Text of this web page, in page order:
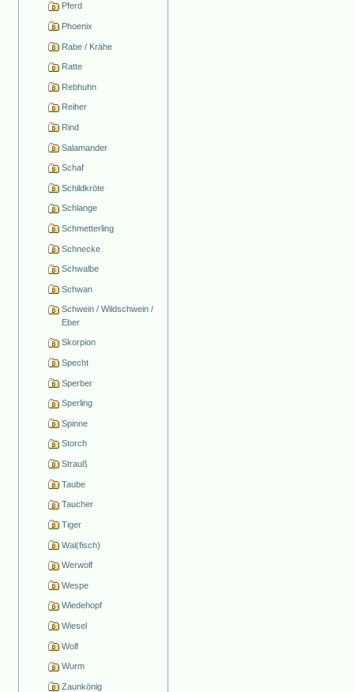
Pferd
Phoenix
Rabe / Krähe
Ratte
Rebhuhn
Reiher
Rind
Salamander
Schaf
Schildkröte
Schlange
Schmetterling
Schnecke
Schwalbe
Schwan
Schwein / Wildschwein /
Eber
Skorpion
Specht
Sperber
Sperling
Spinne
Storch
Strauß
Taube
Taucher
Tiger
Wal(fisch)
Werwolf
Wespe
Wiedehopf
Wiesel
Wolf
Wurm
Zaunkönig